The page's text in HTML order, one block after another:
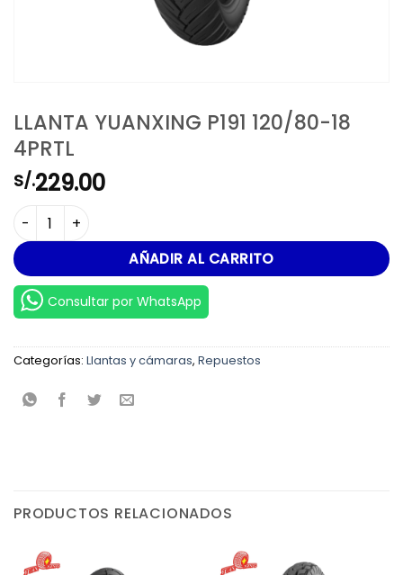
LLANTA YUANXING P191 120/80-18
4PRTL
S/.229.00
LLANTA YUANXING P191 120/80-18 4PRTL cantidad
AÑADIR AL CARRITO
Consultar por WhatsApp
Categorías: Llantas y cámaras, Repuestos
PRODUCTOS RELACIONADOS